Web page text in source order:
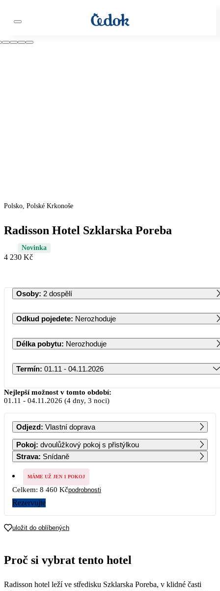
Polsko, Polské Krkonoše
Radisson Hotel Szklarska Poreba
Novinka
4 230 Kč
Osoby: 2 dospělí
Odkud pojedete: Nerozhoduje
Délka pobytu: Nerozhoduje
Termín: 01.11 - 04.11.2026
Listopad 2026
PO ÚT ST ČT PÁ SO NE
1
2
4 230
3 4 5 6 7 8
9
4 230
10 11
16
4 230
17
4 230
18 19 20 21 22
30
Nejlepší možnost v tomto období:
01.11 - 04.11.2026 (4 dny, 3 noci)
Odjezd: Vlastní doprava
Pokoj: dvoulůžkový pokoj s přistýlkou
Strava: Snídaně
MÁME UŽ JEN 1 POKOJ
Celkem: 8 460 Kčpodrobnosti
Rezervujte
uložit do oblíbených
Proč si vybrat tento hotel
Radisson hotel leží ve středisku Szklarska Poreba, v klidné časti